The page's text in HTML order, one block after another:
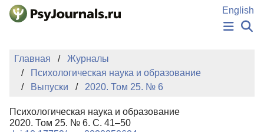
Перейти к основному содержанию
English
НОВОСТИ
ИЗДАНИЯ
АВТОРЫ
БАЗА ЗНАНИЙ
КЛЮЧЕВЫЕ СЛОВА
Главная
Журналы
Психологическая наука и образование
Выпуски
2020. Том 25. № 6
Психологическая наука и образование
2020. Том 25. № 6. С. 41–50